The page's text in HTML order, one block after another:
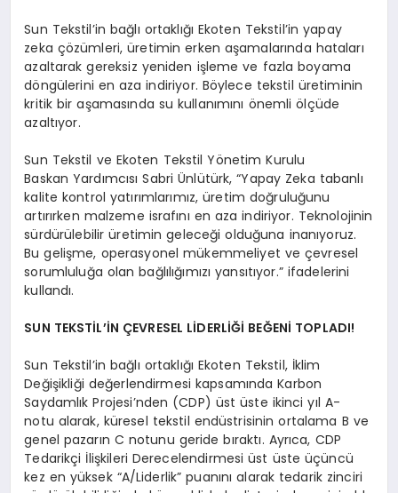
Sun Tekstil’in bağlı ortaklığı Ekoten Tekstil’in yapay
zeka çözümleri, üretimin erken aşamalarında hataları
azaltarak gereksiz yeniden işleme ve fazla boyama
döngülerini en aza indiriyor. Böylece tekstil üretiminin
kritik bir aşamasında su kullanımını önemli ölçüde
azaltıyor.
Sun Tekstil ve Ekoten Tekstil Yönetim Kurulu
Baskan Yardımcısı Sabri Ünlütürk, “Yapay Zeka tabanlı
kalite kontrol yatırımlarımız, üretim doğruluğunu
artırırken malzeme israfını en aza indiriyor. Teknolojinin
sürdürülebilir üretimin geleceği olduğuna inanıyoruz.
Bu gelişme, operasyonel mükemmeliyet ve çevresel
sorumluluğa olan bağlılığımızı yansıtıyor.” ifadelerini
kullandı.
SUN TEKSTİL’İN ÇEVRESEL LİDERLİĞİ BEĞENİ TOPLADI!
Sun Tekstil’in bağlı ortaklığı Ekoten Tekstil, İklim
Değişikliği değerlendirmesi kapsamında Karbon
Saydamlık Projesi’nden (CDP) üst üste ikinci yıl A-
notu alarak, küresel tekstil endüstrisinin ortalama B ve
genel pazarın C notunu geride bıraktı. Ayrıca, CDP
Tedarikçi İlişkileri Derecelendirmesi üst üste üçüncü
kez en yüksek “A/Liderlik” puanını alarak tedarik zinciri